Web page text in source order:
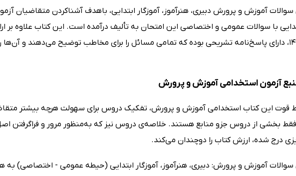
آموزش و پرورش دبیری، هنرآموز، آموزگار ابتدایی، باهدف آشناکردن متقاضیان
با سوالات عمومی و اختصاصی این امتحان به تألیف درآمده است. این کتاب علاوه بر
1402 تا 1404، دارای پاسخ‌نامه تشریحی بوده که تمامی مسائل را برای مخاطب توضیح می‌دهند و
آزمون استخدامی آموزش و پرورش
قوت این کتاب استخدامی آموزش و پرورش، تفکیک دروس برای سهولت هرچه بیشتر
فقط بخشی از دروس جزو منابع هستند. خلاصه‌ی دروس نیز که به‌منظور مرور و فراگرفتن
درج شده، ارزش کتاب را دوچندان می‌کند.
آموزش و پرورش: دبیری، هنرآموز، آموزگار ابتدایی (حیطه عمومی - اختصاصی)